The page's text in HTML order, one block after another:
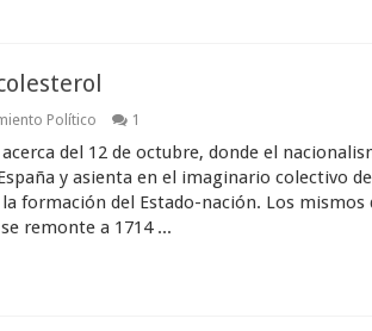
Político 1
del 12 de octubre, donde el
y asienta en el imaginario colectivo
formación del Estado-nación. Los mismos
remonte a 1714 ...